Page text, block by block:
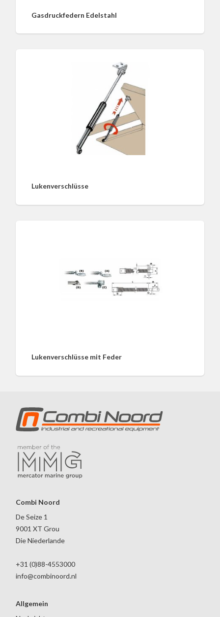
Gasdruckfedern Edelstahl
Lukenverschlüsse
Lukenverschlüsse mit Feder
Combi Noord
De Seize 1
9001 XT Grou
Die Niederlande
+31 (0)88-4553000
info@combinoord.nl
Allgemein